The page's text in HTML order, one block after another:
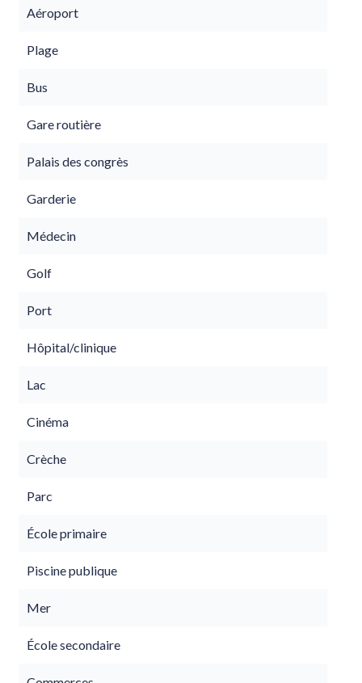
Aéroport
Plage
Bus
Gare routière
Palais des congrès
Garderie
Médecin
Golf
Port
Hôpital/clinique
Lac
Cinéma
Crèche
Parc
École primaire
Piscine publique
Mer
École secondaire